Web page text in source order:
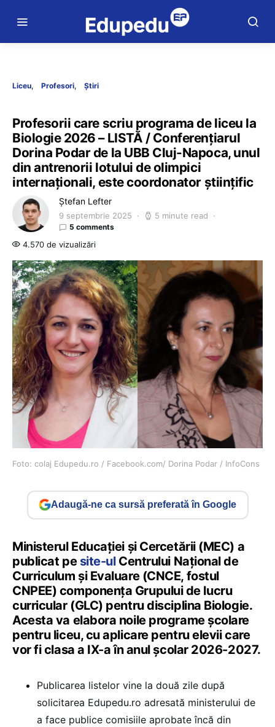
Liceu Profesori Știri
Profesorii care scriu programa de liceu la
Biologie 2026 – LISTĂ / Conferențiarul
Dorina Podar de la UBB Cluj-Napoca, unul
din antrenorii lotului de olimpici
internaționali, este coordonator științific
Ștefan Lefter
9 septembrie 2025 5 minute read
5 comments
4.570 de vizualizări
Foto: colaj Edupedu.ro / Facebook.com/ Dorina Podar / InfoCons
Adaugă-ne ca sursă preferată în Google
Ministerul Educației și Cercetării (MEC) a
publicat pe site-ulCentrului Național de
Curriculum și Evaluare (CNCE, fostul
CNPEE) componența Grupului de lucru
curricular (GLC) pentru disciplina Biologie.
Acesta va elabora noile programe școlare
pentru liceu, cu aplicare pentru elevii care
vor fi clasa a IX-a în anul școlar 2026-2027.
Publicarea listelor vine la două zile după
solicitarea Edupedu.ro adresată ministerului de
a face publice comisiile aprobate încă din